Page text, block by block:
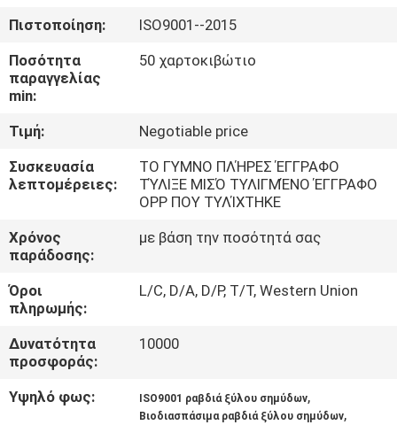
ΓΎΡΟΣ
ΕΡΓΟΣΤΑΣΊΩΝ
ΠΟΙΟΤΙΚΌΣ
ΈΛΕΓΧΟΣ
ΜΑΣ
ΕΛΆΤΕ
ΣΕ
ΕΠΑΦΉ
ΜΕ
ΕΙΔΉΣΕΙΣ
Πιστοποίηση:
ISO9001--2015
Ποσότητα
παραγγελίας
min:
50 χαρτοκιβώτιο
Τιμή:
Negotiable price
Συσκευασία
λεπτομέρειες:
ΤΟ ΓΥΜΝΟ ΠΛΉΡΕΣ ΈΓΓΡΑΦΟ
ΤΎΛΙΞΕ ΜΙΣΌ ΤΥΛΙΓΜΈΝΟ ΈΓΓΡΑΦΟ
OPP ΠΟΥ ΤΥΛΊΧΤΗΚΕ
Χρόνος
παράδοσης:
με βάση την ποσότητά σας
Όροι
πληρωμής:
L/C, D/A, D/P, T/T, Western Union
Δυνατότητα
προσφοράς:
10000
Υψηλό φως: ISO9001 ραβδιά ξύλου σημύδων,
Βιοδιασπάσιμα ραβδιά ξύλου σημύδων,